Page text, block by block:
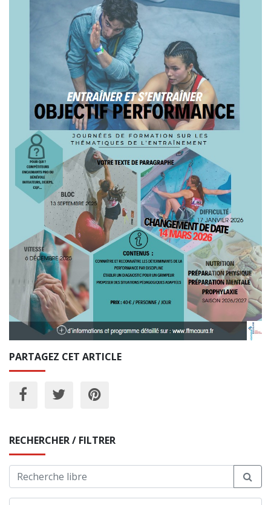
PARTAGEZ CET ARTICLE
RECHERCHER / FILTRER